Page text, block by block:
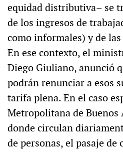
equidad distributiva– se
de los ingresos de
como informales) y de
En ese contexto, el
Diego Giuliano, anunció
podrán renunciar a esos
tarifa plena. En el caso
Metropolitana de
donde circulan
de personas, el pasaje de